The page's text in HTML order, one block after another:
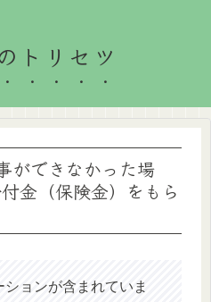
トリセツ
ができなかった場
金（保険金）をもら
ョンが含まれていま